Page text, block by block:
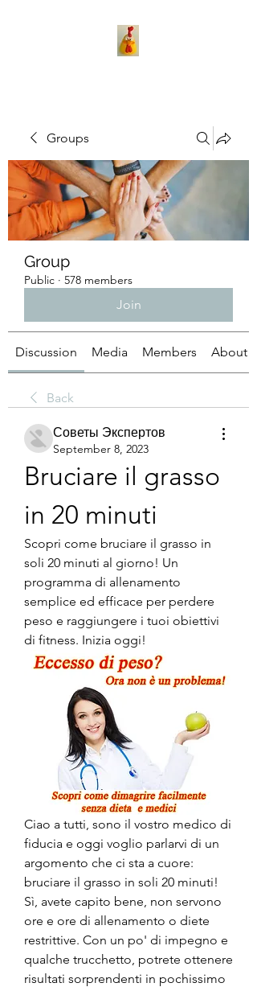
Groups
Group
Public · 578 members
Join
Discussion Media Members About
Back
Советы Экспертов
September 8, 2023
Bruciare il grasso
in 20 minuti
Scopri come bruciare il grasso in
soli 20 minuti al giorno! Un
programma di allenamento
semplice ed efficace per perdere
peso e raggiungere i tuoi obiettivi
di fitness. Inizia oggi!
Ciao a tutti, sono il vostro medico di
fiducia e oggi voglio parlarvi di un
argomento che ci sta a cuore:
bruciare il grasso in soli 20 minuti!
Sì, avete capito bene, non servono
ore e ore di allenamento o diete
restrittive. Con un po' di impegno e
qualche trucchetto, potrete ottenere
risultati sorprendenti in pochissimo